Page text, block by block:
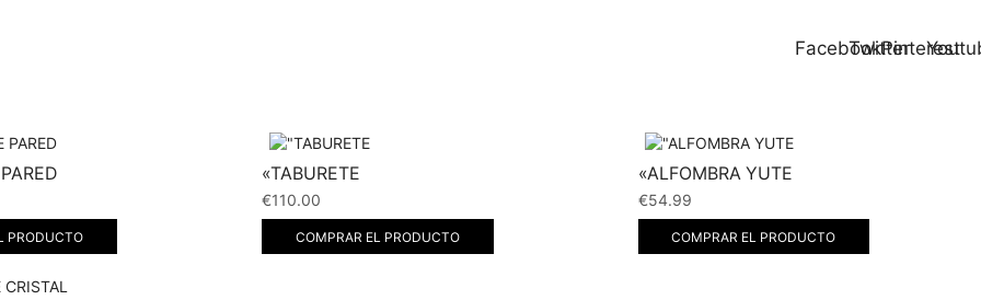
FacebookTwitterPinterest
PRODUCTO
«TABURETE
€110.00
COMPRAR EL PRODUCTO
«ALFOMBRA YUTE
€54.99
COMPRAR EL PRODUCTO